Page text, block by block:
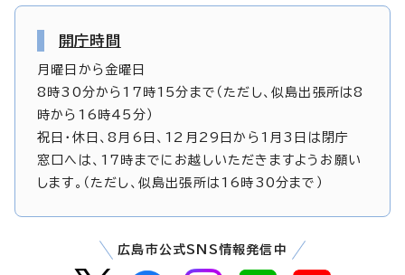
開庁時間
月曜日から金曜日
8時30分から17時15分まで（ただし、似島出張所は8
時から16時45分）
祝日・休日、8月6日、12月29日から1月3日は閉庁
窓口へは、17時までにお越しいただきますようお願い
します。（ただし、似島出張所は16時30分まで）
広島市公式SNS情報発信中